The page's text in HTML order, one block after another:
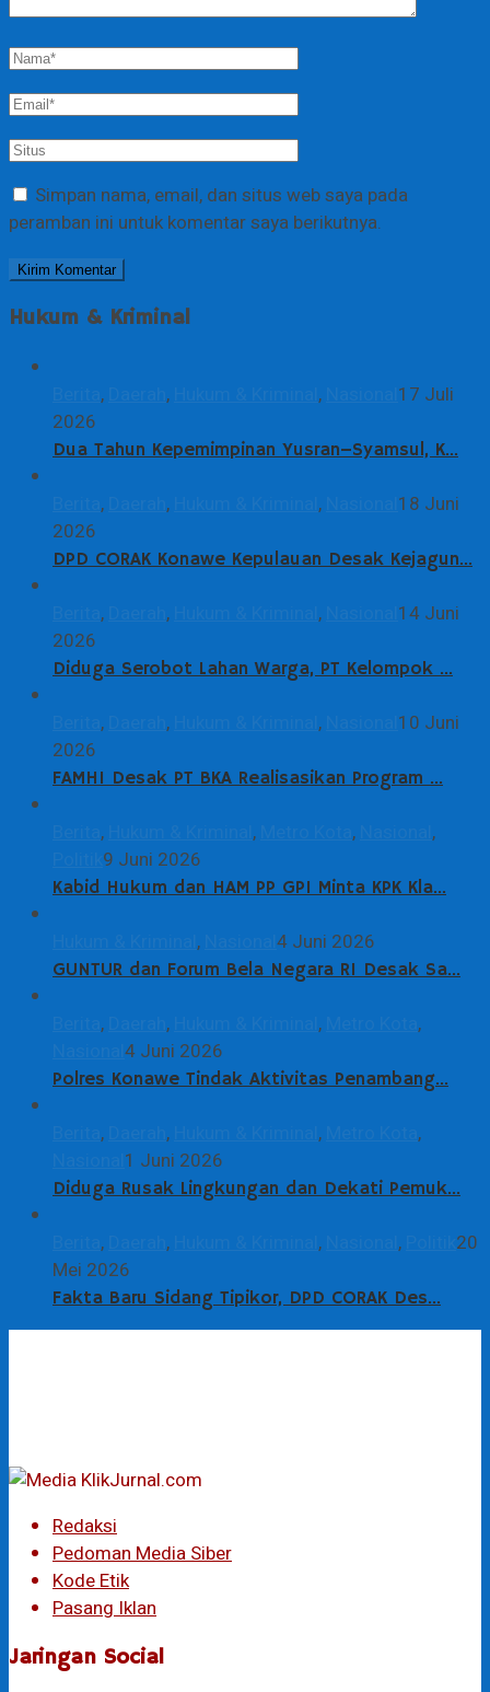
Simpan nama, email, dan situs web saya pada
peramban ini untuk komentar saya berikutnya.
Hukum & Kriminal
, , ,
17 Juli
2026
Dua Tahun Kepemimpinan Yusran–Syamsul, K…
, , ,
18 Juni
2026
DPD CORAK Konawe Kepulauan Desak Kejagun…
, , ,
14 Juni
2026
Diduga Serobot Lahan Warga, PT Kelompok …
, , ,
10 Juni
2026
FAMHI Desak PT BKA Realisasikan Program …
, , ,
,
9 Juni 2026
Kabid Hukum dan HAM PP GPI Minta KPK Kla…
, 4 Juni 2026
GUNTUR dan Forum Bela Negara RI Desak Sa…
, , ,
,
4 Juni 2026
Polres Konawe Tindak Aktivitas Penambang…
, , ,
,
1 Juni 2026
Diduga Rusak Lingkungan dan Dekati Pemuk…
, , , ,
20
Mei 2026
Fakta Baru Sidang Tipikor, DPD CORAK Des…
Redaksi
Pedoman Media Siber
Kode Etik
Pasang Iklan
Jaringan Social